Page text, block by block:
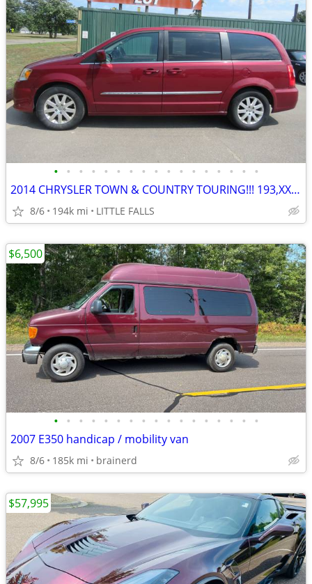
• • • • • • • • • • • • • • • • •
2014 CHRYSLER TOWN & COUNTRY TOURING!!! 193,XXX MILES. LEATHER INT!!!
8/6 194k mi LITTLE FALLS
• • • • • • • • • • • • • • • • •
2007 E350 handicap / mobility van
8/6 185k mi brainerd
$6,500
$57,995